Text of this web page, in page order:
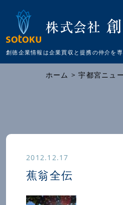
創徳企業情報は企業買収と提携の仲介を
ホーム >宇都宮ニュ
2012.12.17
蕉翁全伝